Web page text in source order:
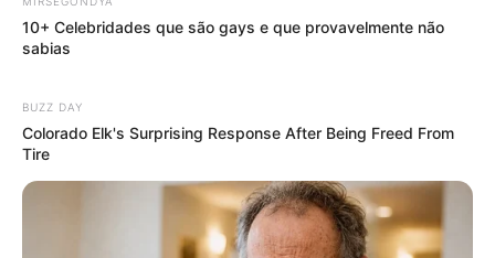
10+ Celebridades que são gays e que provavelmente não
sabias
BUZZ DAY
Colorado Elk's Surprising Response After Being Freed From
Tire